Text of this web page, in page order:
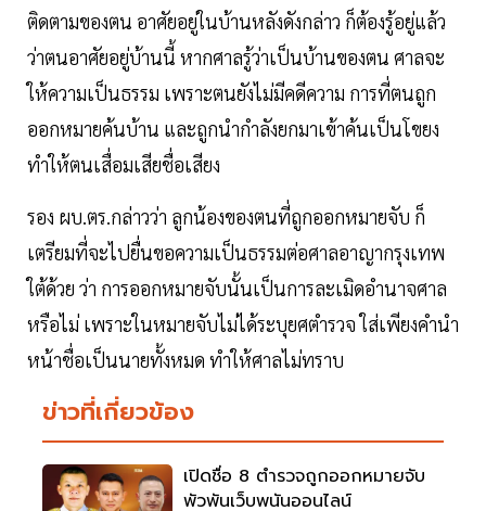
ติดตามของตน อาศัยอยู่ในบ้านหลังดังกล่าว ก็ต้องรู้อยู่แล้ว
ว่าตนอาศัยอยู่บ้านนี้ หากศาลรู้ว่าเป็นบ้านของตน ศาลจะ
ให้ความเป็นธรรม เพราะตนยังไม่มีคดีความ การที่ตนถูก
ออกหมายค้นบ้าน และถูกนำกำลังยกมาเข้าค้นเป็นโขยง
ทำให้ตนเสื่อมเสียชื่อเสียง
รอง ผบ.ตร.กล่าวว่า ลูกน้องของตนที่ถูกออกหมายจับ ก็
เตรียมที่จะไปยื่นขอความเป็นธรรมต่อศาลอาญากรุงเทพ
ใต้ด้วย ว่า การออกหมายจับนั้นเป็นการละเมิดอำนาจศาล
หรือไม่ เพราะในหมายจับไม่ได้ระบุยศตำรวจ ใส่เพียงคำนำ
หน้าชื่อเป็นนายทั้งหมด ทำให้ศาลไม่ทราบ
ข่าวที่เกี่ยวข้อง
เปิดชื่อ 8 ตำรวจถูกออกหมายจับ
พัวพันเว็บพนันออนไลน์